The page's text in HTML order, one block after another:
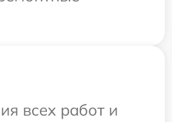
всех работ и